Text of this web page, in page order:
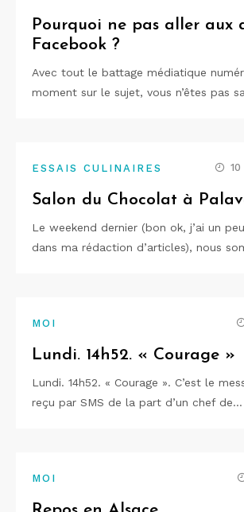
Pourquoi ne pas aller aux
Facebook ?
Avec tout le battage médiatique
moment sur le sujet, vous n’êtes pas
ESSAIS CULINAIRES
Salon du Chocolat à
Le weekend dernier (bon ok, j’ai un
dans ma rédaction d’articles), nous
MOI
Lundi. 14h52. « Courage »
Lundi. 14h52. « Courage ». C’est le
reçu par SMS de la part d’un chef de…
MOI